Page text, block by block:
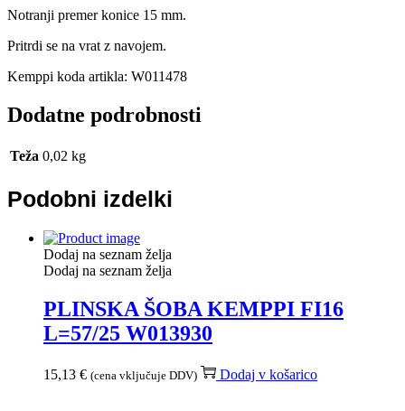
Notranji premer konice 15 mm.
Pritrdi se na vrat z navojem.
Kemppi koda artikla: W011478
Dodatne podrobnosti
Teža 0,02 kg
Podobni izdelki
Dodaj na seznam želja
Dodaj na seznam želja
PLINSKA ŠOBA KEMPPI FI16
L=57/25 W013930
15,13 € (cena vključuje DDV) Dodaj v košarico